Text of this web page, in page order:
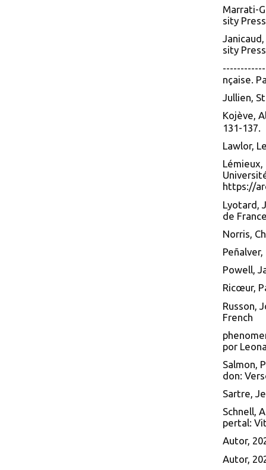
Marrati-
sity
sity
nçaise.
Jullien,
Kojève,
131-137.
Lawlor,
https://
Lyotard,
de
Norris,
Powell,
Ricœur,
Russon,
French
por
Salmon,
don:
Sartre,
Schnell,
pertal:
Autor,
Autor,